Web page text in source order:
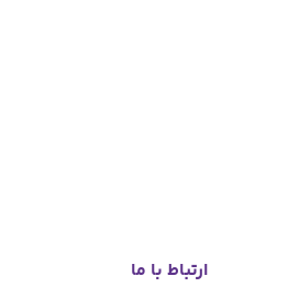
ارتباط با ما